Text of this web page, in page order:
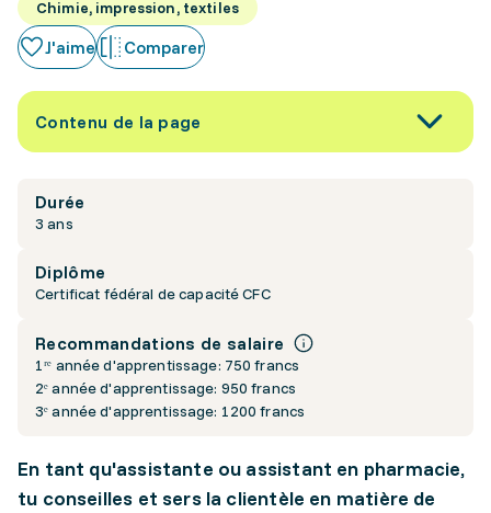
Chimie, impression, textiles
J'aime Comparer
Contenu de la page
Durée
3 ans
Diplôme
Certificat fédéral de capacité CFC
Recommandations de salaire
1ʳᵉ année d'apprentissage: 750 francs
2ᵉ année d'apprentissage: 950 francs
3ᵉ année d'apprentissage: 1200 francs
En tant qu'assistante ou assistant en pharmacie,
tu conseilles et sers la clientèle en matière de